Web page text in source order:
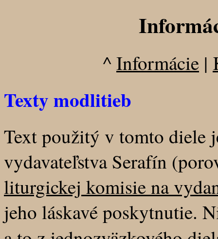
^Informácie |
Texty modlitieb
Text použitý v tomto diele
vydavateľstva Serafín
liturgickej komisie na
jeho láskavé poskytnutie.